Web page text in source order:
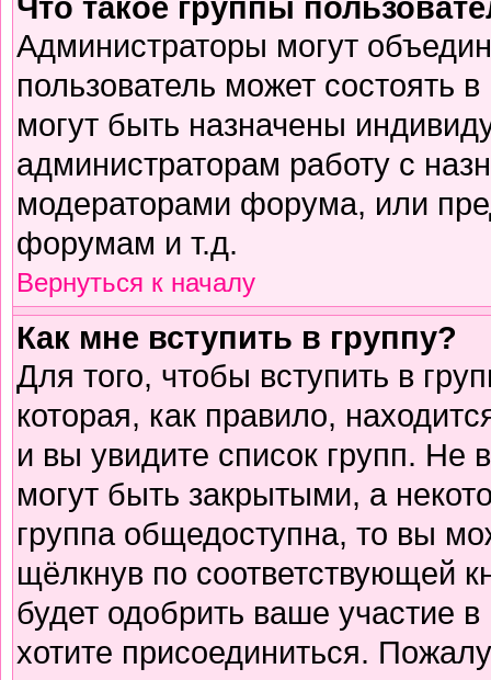
Администраторы могут
пользователь может состоять
могут быть назначены
администраторам работу с
модераторами форума, или
форумам и т.д.
Вернуться к началу
Как мне вступить в группу?
Для того, чтобы вступить в
которая, как правило,
и вы увидите список групп. Не
могут быть закрытыми, а
группа общедоступна, то вы
щёлкнув по соответствующей
будет одобрить ваше участие
хотите присоединиться.